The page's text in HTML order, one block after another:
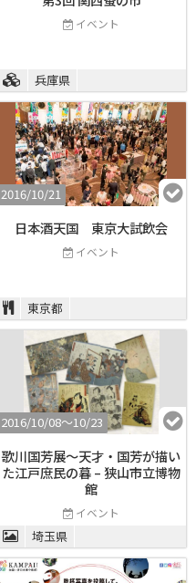
イベント
兵庫県
2016/10/21
日本酒天国 東京大試飲会
イベント
東京都
2016/10/08〜10/23
歌川国芳展～天才・国芳が描い
た江戸庶民の暮 – 狭山市立博物
館
イベント
埼玉県